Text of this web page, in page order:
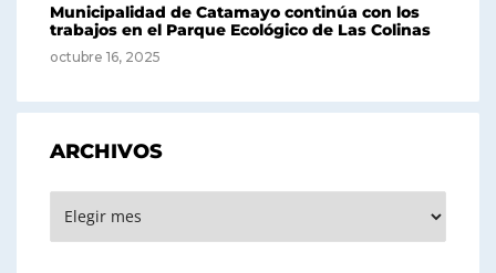
Municipalidad de Catamayo continúa con los
trabajos en el Parque Ecológico de Las Colinas
octubre 16, 2025
ARCHIVOS